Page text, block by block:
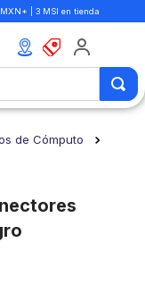
| 3 MSI en tienda
de Cómputo